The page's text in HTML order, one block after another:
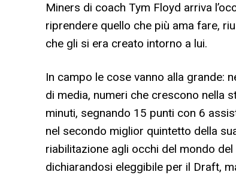
Miners di coach Tym Floyd arriva
riprendere quello che più ama fare,
che gli si era creato intorno a lui.
In campo le cose vanno alla grande:
di media, numeri che crescono nella
minuti, segnando 15 punti con 6
nel secondo miglior quintetto della
riabilitazione agli occhi del mondo
dichiarandosi eleggibile per il Draft,